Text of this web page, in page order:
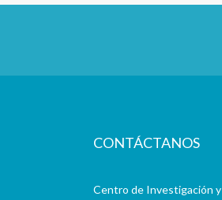
CONTÁCTANOS
Centro de Investigación y